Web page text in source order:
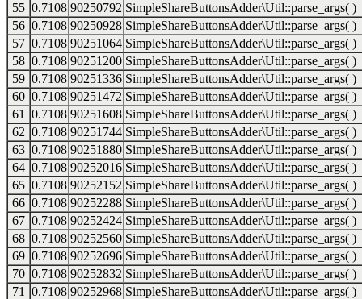
55 0.7108 90250792 SimpleShareButtonsAdder\Util::parse_args( )
56 0.7108 90250928 SimpleShareButtonsAdder\Util::parse_args( )
57 0.7108 90251064 SimpleShareButtonsAdder\Util::parse_args( )
58 0.7108 90251200 SimpleShareButtonsAdder\Util::parse_args( )
59 0.7108 90251336 SimpleShareButtonsAdder\Util::parse_args( )
60 0.7108 90251472 SimpleShareButtonsAdder\Util::parse_args( )
61
0.7108 90251608 SimpleShareButtonsAdder\Util::parse_args( )
62 0.7108 90251744 SimpleShareButtonsAdder\Util::parse_args( )
63 0.7108 90251880 SimpleShareButtonsAdder\Util::parse_args( )
64 0.7108 90252016 SimpleShareButtonsAdder\Util::parse_args( )
65 0.7108 90252152 SimpleShareButtonsAdder\Util::parse_args( )
66 0.7108 90252288 SimpleShareButtonsAdder\Util::parse_args( )
67 0.7108 90252424 SimpleShareButtonsAdder\Util::parse_args( )
68 0.7108 90252560 SimpleShareButtonsAdder\Util::parse_args( )
69 0.7108 90252696 SimpleShareButtonsAdder\Util::parse_args( )
70 0.7108 90252832 SimpleShareButtonsAdder\Util::parse_args( )
71
0.7108 90252968 SimpleShareButtonsAdder\Util::parse_args( )